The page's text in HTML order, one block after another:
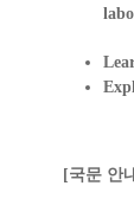
[국문 안